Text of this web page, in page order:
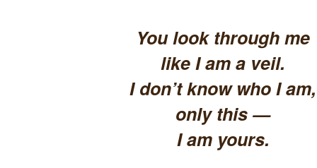
You look through me
like I am a veil.
I don’t know who I am,
only this —
I am yours.